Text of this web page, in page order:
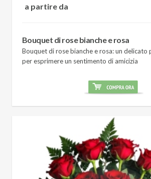
a partire da
Bouquet di rose bianche e rosa
Bouquet di rose bianche e rosa: un delicato
per esprimere un sentimento di amicizia